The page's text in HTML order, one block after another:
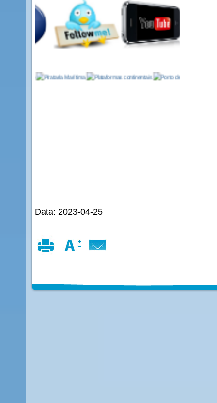
Data: 2023-04-25